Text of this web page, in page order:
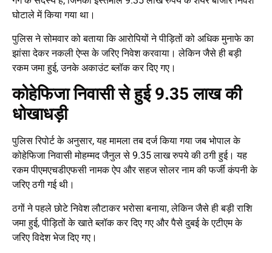
घोटाले में किया गया था।
पुलिस ने सोमवार को बताया कि आरोपियों ने पीड़ितों को अधिक मुनाफे का
झांसा देकर नकली ऐप्स के जरिए निवेश करवाया। लेकिन जैसे ही बड़ी
रकम जमा हुई, उनके अकाउंट ब्लॉक कर दिए गए।
कोहेफिजा निवासी से हुई 9.35 लाख की
धोखाधड़ी
पुलिस रिपोर्ट के अनुसार, यह मामला तब दर्ज किया गया जब भोपाल के
कोहेफिजा निवासी मोहम्मद जैनुल से 9.35 लाख रुपये की ठगी हुई। यह
रकम पीएमएचडीएफसी नामक ऐप और सहज सोलर नाम की फर्जी कंपनी के
जरिए ठगी गई थी।
ठगों ने पहले छोटे निवेश लौटाकर भरोसा बनाया, लेकिन जैसे ही बड़ी राशि
जमा हुई, पीड़ितों के खाते ब्लॉक कर दिए गए और पैसे दुबई के एटीएम के
जरिए विदेश भेज दिए गए।